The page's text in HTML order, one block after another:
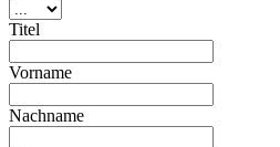
Titel
Vorname
Nachname